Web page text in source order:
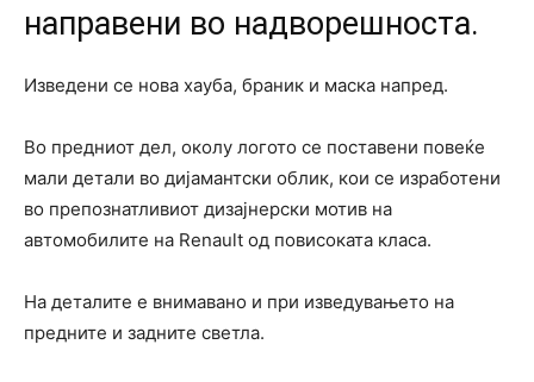
направени во надворешноста.
Изведени се нова хауба, браник и маска напред.
Во предниот дел, околу логото се поставени повеќе
мали детали во дијамантски облик, кои се изработени
во препознатливиот дизајнерски мотив на
автомобилите на Renault од повисоката класа.
На деталите е внимавано и при изведувањето на
предните и задните светла.